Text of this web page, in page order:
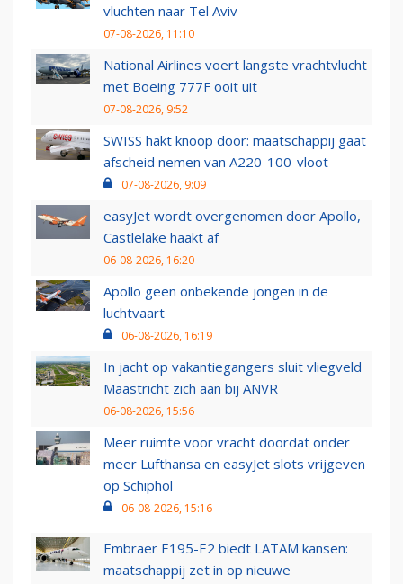
vluchten naar Tel Aviv
07-08-2026, 11:10
National Airlines voert langste vrachtvlucht
met Boeing 777F ooit uit
07-08-2026, 9:52
SWISS hakt knoop door: maatschappij gaat
afscheid nemen van A220-100-vloot
07-08-2026, 9:09
easyJet wordt overgenomen door Apollo,
Castlelake haakt af
06-08-2026, 16:20
Apollo geen onbekende jongen in de
luchtvaart
06-08-2026, 16:19
In jacht op vakantiegangers sluit vliegveld
Maastricht zich aan bij ANVR
06-08-2026, 15:56
Meer ruimte voor vracht doordat onder
meer Lufthansa en easyJet slots vrijgeven
op Schiphol
06-08-2026, 15:16
Embraer E195-E2 biedt LATAM kansen:
maatschappij zet in op nieuwe